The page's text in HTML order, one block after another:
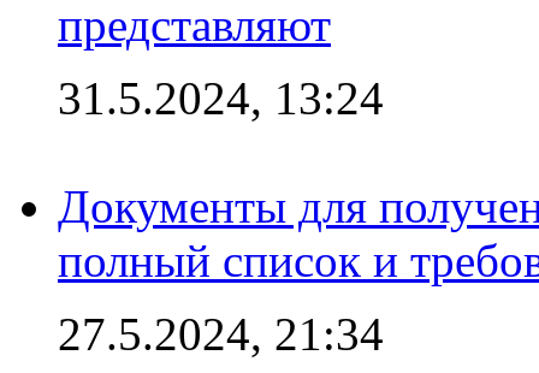
представляют
31.5.2024, 13:24
Документы для
полный список и
27.5.2024, 21:34